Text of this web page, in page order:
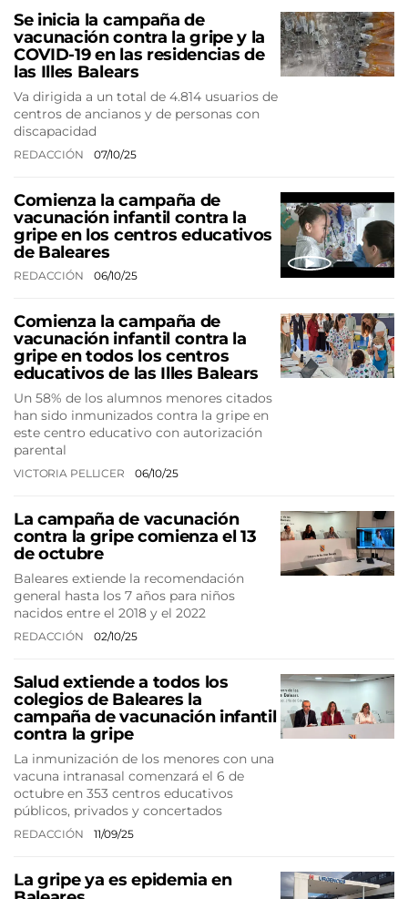
Se inicia la campaña de
vacunación contra la gripe y la
COVID-19 en las residencias de
las Illes Balears
Va dirigida a un total de 4.814 usuarios de
centros de ancianos y de personas con
discapacidad
REDACCIÓN 07/10/25
Comienza la campaña de
vacunación infantil contra la
gripe en los centros educativos
de Baleares
REDACCIÓN 06/10/25
Comienza la campaña de
vacunación infantil contra la
gripe en todos los centros
educativos de las Illes Balears
Un 58% de los alumnos menores citados
han sido inmunizados contra la gripe en
este centro educativo con autorización
parental
VICTORIA PELLICER 06/10/25
La campaña de vacunación
contra la gripe comienza el 13
de octubre
Baleares extiende la recomendación
general hasta los 7 años para niños
nacidos entre el 2018 y el 2022
REDACCIÓN 02/10/25
Salud extiende a todos los
colegios de Baleares la
campaña de vacunación infantil
contra la gripe
La inmunización de los menores con una
vacuna intranasal comenzará el 6 de
octubre en 353 centros educativos
públicos, privados y concertados
REDACCIÓN 11/09/25
La gripe ya es epidemia en